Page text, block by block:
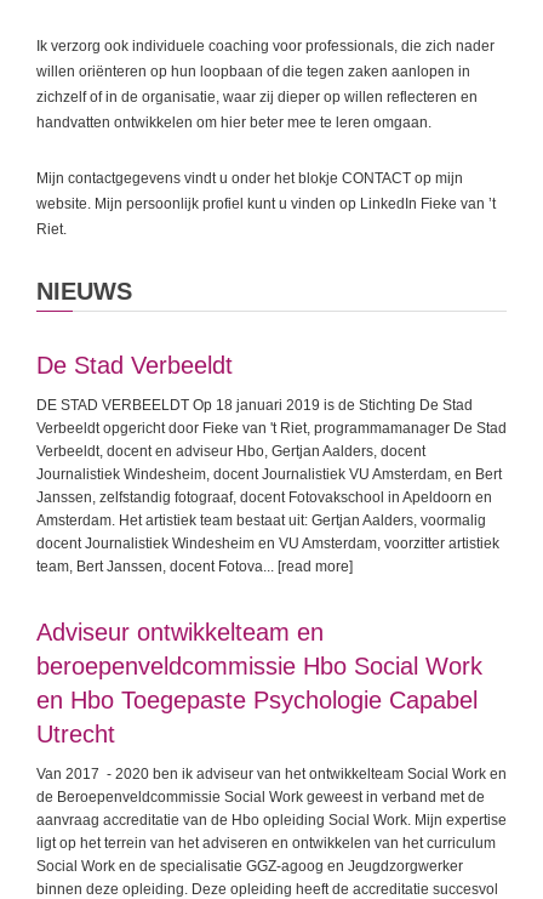
Ik verzorg ook individuele coaching voor professionals, die zich nader
willen oriënteren op hun loopbaan of die tegen zaken aanlopen in
zichzelf of in de organisatie, waar zij dieper op willen reflecteren en
handvatten ontwikkelen om hier beter mee te leren omgaan.
Mijn contactgegevens vindt u onder het blokje CONTACT op mijn
website. Mijn persoonlijk profiel kunt u vinden op LinkedIn Fieke van ’t
Riet.
NIEUWS
De Stad Verbeeldt
DE STAD VERBEELDT Op 18 januari 2019 is de Stichting De Stad
Verbeeldt opgericht door Fieke van 't Riet, programmamanager De Stad
Verbeeldt, docent en adviseur Hbo, Gertjan Aalders, docent
Journalistiek Windesheim, docent Journalistiek VU Amsterdam, en Bert
Janssen, zelfstandig fotograaf, docent Fotovakschool in Apeldoorn en
Amsterdam. Het artistiek team bestaat uit: Gertjan Aalders, voormalig
docent Journalistiek Windesheim en VU Amsterdam, voorzitter artistiek
team, Bert Janssen, docent Fotova... [read more]
Adviseur ontwikkelteam en
beroepenveldcommissie Hbo Social Work
en Hbo Toegepaste Psychologie Capabel
Utrecht
Van 2017 - 2020 ben ik adviseur van het ontwikkelteam Social Work en
de Beroepenveldcommissie Social Work geweest in verband met de
aanvraag accreditatie van de Hbo opleiding Social Work. Mijn expertise
ligt op het terrein van het adviseren en ontwikkelen van het curriculum
Social Work en de specialisatie GGZ-agoog en Jeugdzorgwerker
binnen deze opleiding. Deze opleiding heeft de accreditatie succesvol